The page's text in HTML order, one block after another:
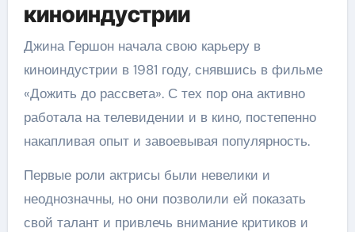
киноиндустрии
Джина Гершон начала свою карьеру в
киноиндустрии в 1981 году, снявшись в фильме
«Дожить до рассвета». С тех пор она активно
работала на телевидении и в кино, постепенно
накапливая опыт и завоевывая популярность.
Первые роли актрисы были невелики и
неоднозначны, но они позволили ей показать
свой талант и привлечь внимание критиков и